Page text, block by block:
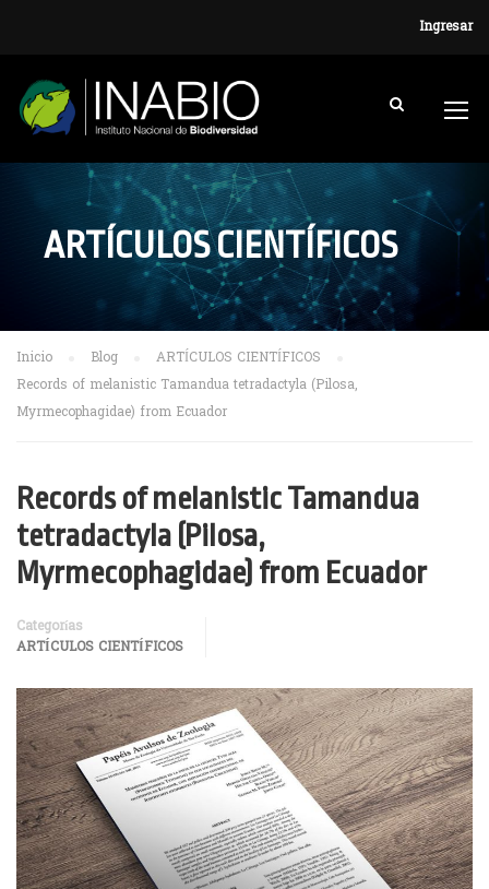
Ingresar
ARTÍCULOS CIENTÍFICOS
Inicio Blog
ARTÍCULOS CIENTÍFICOS
Records of melanistic Tamandua tetradactyla (Pilosa,
Myrmecophagidae) from Ecuador
Records of melanistic Tamandua
tetradactyla (Pilosa,
Myrmecophagidae) from Ecuador
Categorías
ARTÍCULOS CIENTÍFICOS